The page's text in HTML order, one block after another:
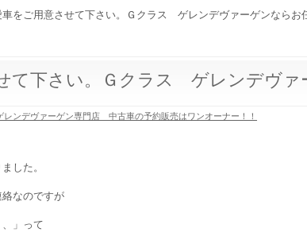
車をご用意させて下さい。Ｇクラス ゲレンデヴァーゲンならお
て下さい。Ｇクラス ゲレンデヴァ
ンデヴァーゲン専門店 中古車の予約販売はワンオーナー！！
した。
なのですが
」って